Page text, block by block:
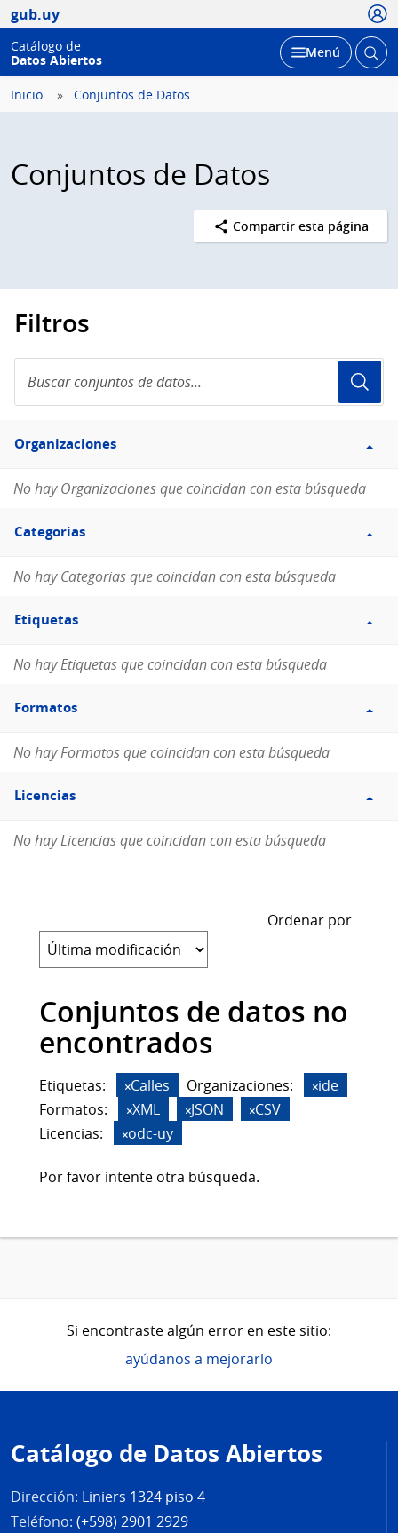
gub.uy
Catálogo de
Datos Abiertos
Desplegar
Menú Abrir
Inicio Conjuntos de Datos
Conjuntos de Datos
Compartir esta página
Filtros
conjuntos
de
Filtro
Organizaciones
Organizaciones
No hay Organizaciones que coincidan con esta búsqueda
Filtro
Categorias
Categorias
No hay Categorias que coincidan con esta búsqueda
Filtro
Etiquetas
Etiquetas
No hay Etiquetas que coincidan con esta búsqueda
Filtro
Formatos
Formatos
No hay Formatos que coincidan con esta búsqueda
Filtro
Licencias
Licencias
No hay Licencias que coincidan con esta búsqueda
Ordenar por
Conjuntos de datos no
encontrados
Etiquetas: Calles Organizaciones:
ide
Formatos:
XML JSON
CSV
Licencias:
odc-uy
Por favor intente otra búsqueda.
Si encontraste algún error en este sitio:
ayúdanos a mejorarlo
de
página
Catálogo de Datos Abiertos
Dirección: Liniers 1324 piso 4
Teléfono: (+598) 2901 2929